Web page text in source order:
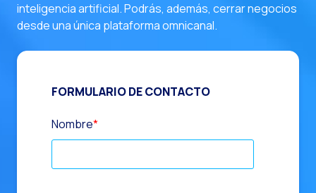
inteligencia artificial. Podrás, además, cerrar negocios
desde una única plataforma omnicanal.
FORMULARIO DE CONTACTO
Nombre*